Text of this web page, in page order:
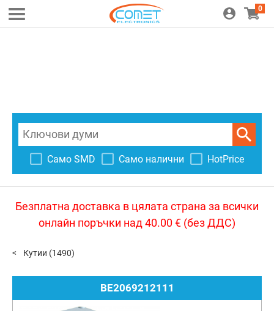
0
Само SMD Само налични HotPrice
Безплатна доставка в цялата страна за всички
онлайн поръчки над 40.00 € (без ДДС)
Кутии (1490)
BE2069212111